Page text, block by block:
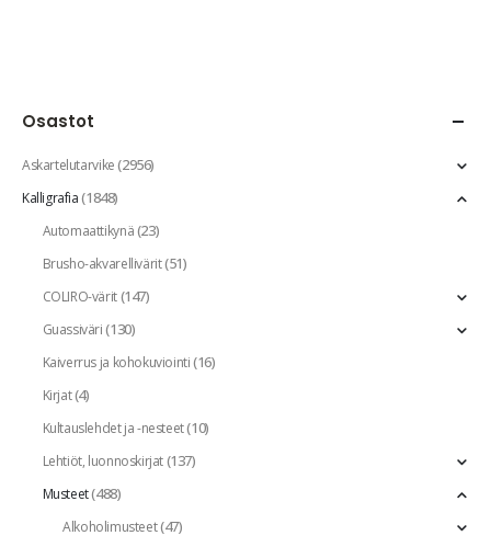
Osastot
Askartelutarvike(2956)
Kalligrafia(1848)
Automaattikynä(23)
Brusho-akvarellivärit(51)
COLIRO-värit(147)
Guassiväri(130)
Kaiverrus ja kohokuviointi(16)
Kirjat(4)
Kultauslehdet ja -nesteet(10)
Lehtiöt, luonnoskirjat(137)
Musteet(488)
Alkoholimusteet(47)